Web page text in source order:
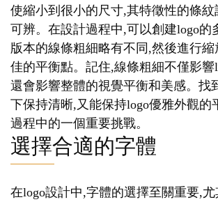
使縮小到很小的尺寸,其特徵性的條
可辨。在設計過程中,可以創建logo的
版本的線條粗細略有不同,然後進行
佳的平衡點。記住,線條粗細不僅影響
還會影響整體的視覺平衡和美感。找
下保持清晰,又能保持logo優雅外觀的
過程中的一個重要挑戰。
選擇合適的字體
在logo設計中,字體的選擇至關重要,